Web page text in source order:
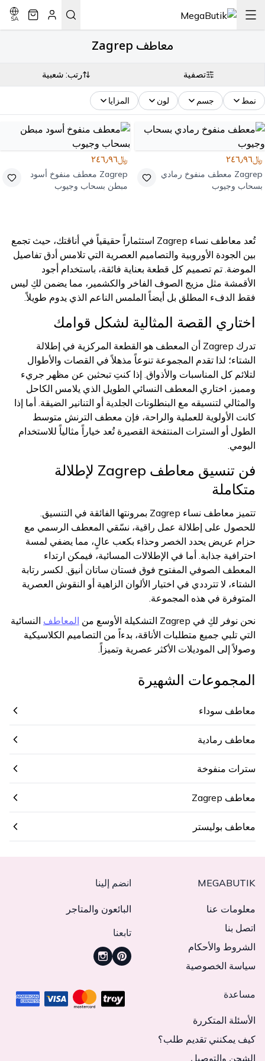
SA
معاطف Zagrep
تصفية رتب: شعبية
نمط جسم لون المزايا
﷼٢٤٦٫٩٦
Zagrep معطف منفوخ رمادي
بسحاب وجيوب
﷼٢٤٦٫٩٦
Zagrep معطف منفوخ أسود
مبطن بسحاب وجيوب
تُعد معاطف نساء Zagrep استثماراً حقيقياً في أناقتك، حيث تجمع
بين الجودة الأوروبية والتصاميم العصرية التي تلامس أدق تفاصيل
الموضة. تم تصميم كل قطعة بعناية فائقة، باستخدام أجود
الأقمشة مثل مزيج الصوف الفاخر والكشمير، مما يضمن لكِ ليس
فقط الدفء المطلق بل أيضاً الملمس الناعم الذي يدوم طويلاً.
اختاري القصة المثالية لشكل قوامك
تدرك Zagrep أن المعطف هو القطعة المركزية في إطلالة
الشتاء؛ لذا تقدم المجموعة تنوعاً مذهلاً في القصات والأطوال
لتلائم كل المناسبات والأذواق. إذا كنتِ تبحثين عن مظهر جريء
ومميز، اختاري المعطف النسائي الطويل الذي يلامس الكاحل
والمثالي لتنسيقه مع البنطلونات الجلدية أو التنانير الضيقة. أما إذا
كانت الأولوية للعملية والراحة، فإن معطف الترنش متوسط
الطول أو السترات المنتفخة القصيرة تُعد خياراً مثالياً للاستخدام
اليومي.
فن تنسيق معاطف Zagrep لإطلالة
متكاملة
تتميز معاطف نساء Zagrep بمرونتها الفائقة في التنسيق.
للحصول على إطلالة عمل راقية، نسّقي المعطف الرسمي مع
حزام عريض يحدد الخصر وحذاء بكعب عالٍ، مما يضفي لمسة
احترافية جذابة. أما في الإطلالات المسائية، فيمكن ارتداء
المعطف الصوفي المفتوح فوق فستان ساتان أنيق. لكسر رتابة
الشتاء، لا تترددي في اختيار الألوان الزاهية أو النقوش العصرية
المتوفرة في هذه المجموعة.
نحن نوفر لكِ في Zagrep التشكيلة الأوسع من
المعاطف النسائية
التي تلبي جميع متطلبات الأناقة، بدءاً من التصاميم الكلاسيكية
وصولاً إلى الموديلات الأكثر عصرية وتميزاً.
المجموعات الشهيرة
معاطف سوداء
معاطف رمادية
سترات منفوخة
معاطف Zagrep
معاطف بوليستر
MEGABUTIK
معلومات عنا
اتصل بنا
الشروط والأحكام
سياسة الخصوصية
انضم إلينا
البائعون والمتاجر
تابعنا
مساعدة
الأسئلة المتكررة
كيف يمكنني تقديم طلب؟
الشحن والتوصيل